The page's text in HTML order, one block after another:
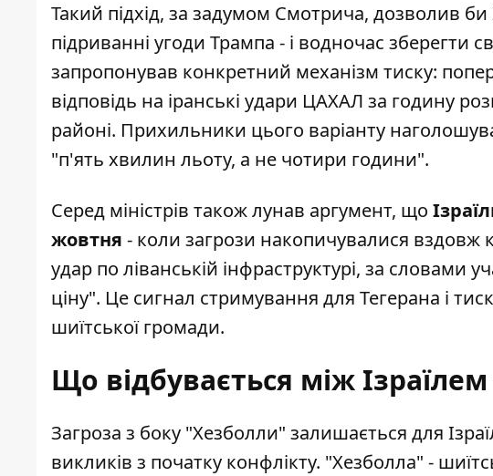
Такий підхід, за задумом Смотрича, дозволив
підриванні угоди Трампа - і водночас зберегти
запропонував конкретний механізм тиску:
відповідь на іранські удари ЦАХАЛ за годину
районі. Прихильники цього варіанту
"п'ять хвилин льоту, а не чотири години".
Серед міністрів також лунав аргумент, що
жовтня - коли загрози накопичувалися вздовж
удар по ліванській інфраструктурі, за словами
ціну". Це сигнал стримування для Тегерана і
шиїтської громади.
Що відбувається між
Загроза з боку "Хезболли" залишається для
викликів з початку конфлікту. "Хезболла" -